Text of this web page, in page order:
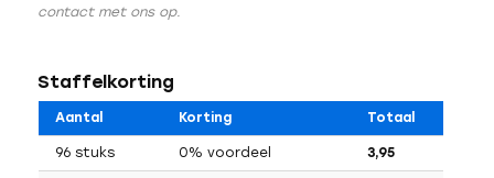
contact met ons op.
Staffelkorting
Aantal Korting Totaal
96 stuks 0% voordeel 3,95